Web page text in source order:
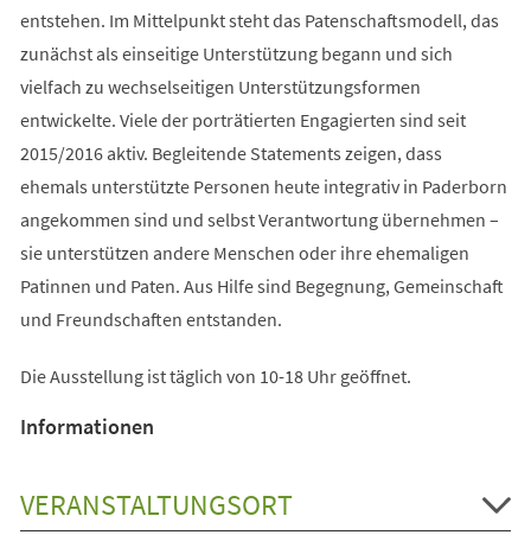
entstehen. Im Mittelpunkt steht das Patenschaftsmodell, das
zunächst als einseitige Unterstützung begann und sich
vielfach zu wechselseitigen Unterstützungsformen
entwickelte. Viele der porträtierten Engagierten sind seit
2015/2016 aktiv. Begleitende Statements zeigen, dass
ehemals unterstützte Personen heute integrativ in Paderborn
angekommen sind und selbst Verantwortung übernehmen –
sie unterstützen andere Menschen oder ihre ehemaligen
Patinnen und Paten. Aus Hilfe sind Begegnung, Gemeinschaft
und Freundschaften entstanden.
Die Ausstellung ist täglich von 10-18 Uhr geöffnet.
Informationen
VERANSTALTUNGSORT